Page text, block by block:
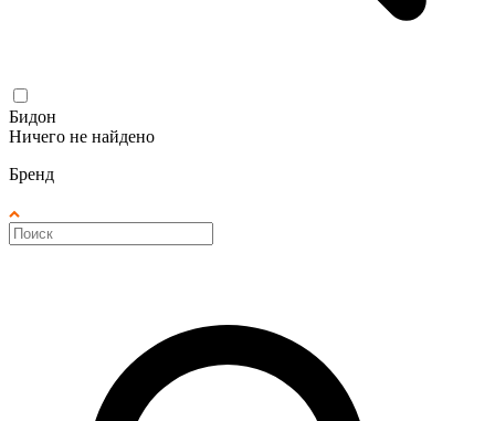
Бидон
Ничего не найдено
Бренд